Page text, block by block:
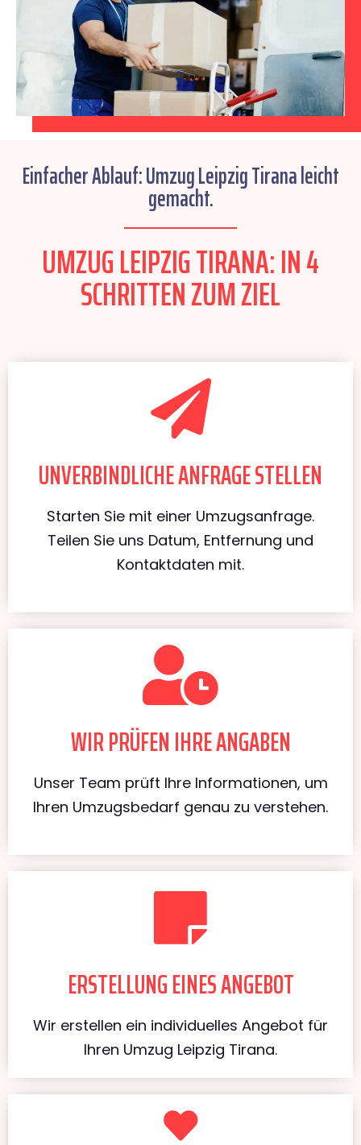
Einfacher Ablauf: Umzug Leipzig Tirana leicht
gemacht.
UMZUG LEIPZIG TIRANA: IN 4
SCHRITTEN ZUM ZIEL
UNVERBINDLICHE ANFRAGE STELLEN
Starten Sie mit einer Umzugsanfrage.
Teilen Sie uns Datum, Entfernung und
Kontaktdaten mit.
WIR PRÜFEN IHRE ANGABEN
Unser Team prüft Ihre Informationen, um
Ihren Umzugsbedarf genau zu verstehen.
ERSTELLUNG EINES ANGEBOT
Wir erstellen ein individuelles Angebot für
Ihren Umzug Leipzig Tirana.